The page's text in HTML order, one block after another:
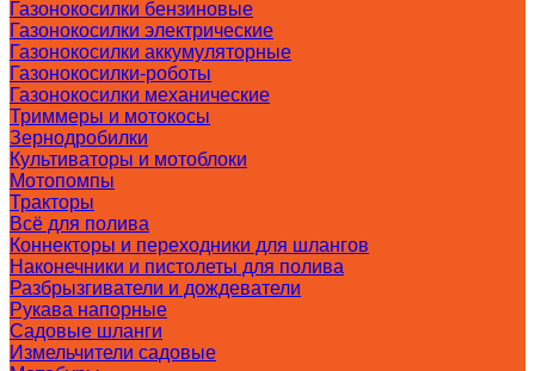
Газонокосилки бензиновые
Газонокосилки электрические
Газонокосилки аккумуляторные
Газонокосилки-роботы
Газонокосилки механические
Триммеры и мотокосы
Зернодробилки
Культиваторы и мотоблоки
Мотопомпы
Тракторы
Всё для полива
Коннекторы и переходники для шлангов
Наконечники и пистолеты для полива
Разбрызгиватели и дождеватели
Рукава напорные
Садовые шланги
Измельчители садовые